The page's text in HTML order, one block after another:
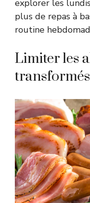
explorer les
plus de repas à
routine
Limiter les
transformés